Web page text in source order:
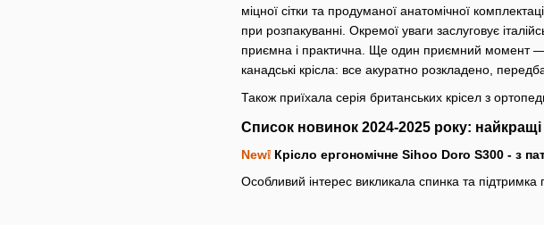
міцної сітки та продуманої анатомічної
при розпакуванні. Окремої уваги заслуговує
приємна і практична. Ще один приємний момент
канадські крісла: все акуратно розкладено,
Також приїхала серія британських крісел з
Список новинок 2024-2025 року: найкращі
New❕ Крісло ергономічне Sihoo Doro S300 - з
Особливий інтерес викликала спинка та